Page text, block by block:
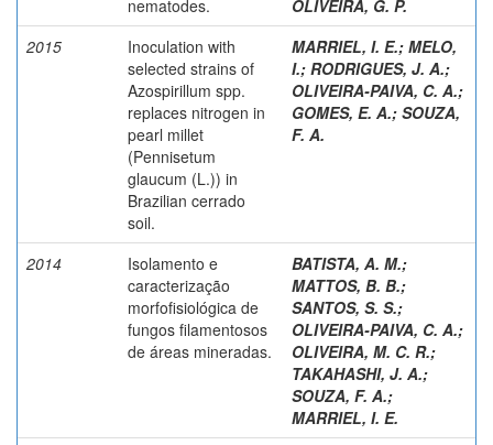
nematodes.
OLIVEIRA, G. P.
2015
Inoculation with
selected strains of
Azospirillum spp.
replaces nitrogen in
pearl millet
(Pennisetum
glaucum (L.)) in
Brazilian cerrado
soil.
MARRIEL, I. E.; MELO,
I.; RODRIGUES, J. A.;
OLIVEIRA-PAIVA, C. A.;
GOMES, E. A.; SOUZA,
F. A.
2014
Isolamento e
caracterização
morfofisiológica de
fungos filamentosos
de áreas mineradas.
BATISTA, A. M.;
MATTOS, B. B.;
SANTOS, S. S.;
OLIVEIRA-PAIVA, C. A.;
OLIVEIRA, M. C. R.;
TAKAHASHI, J. A.;
SOUZA, F. A.;
MARRIEL, I. E.